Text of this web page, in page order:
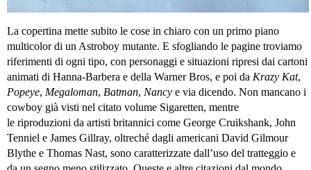
La copertina mette subito le cose in chiaro con un primo piano
multicolor di un Astroboy mutante. E sfogliando le pagine troviamo
riferimenti di ogni tipo, con personaggi e situazioni ripresi dai cartoni
animati di Hanna-Barbera e della Warner Bros, e poi da Krazy Kat,
Popeye, Megaloman, Batman, Nancy e via dicendo. Non mancano i
cowboy già visti nel citato volume Sigaretten, mentre
le riproduzioni da artisti britannici come George Cruikshank, John
Tenniel e James Gillray, oltreché dagli americani David Gilmour
Blythe e Thomas Nast, sono caratterizzate dall’uso del tratteggio e